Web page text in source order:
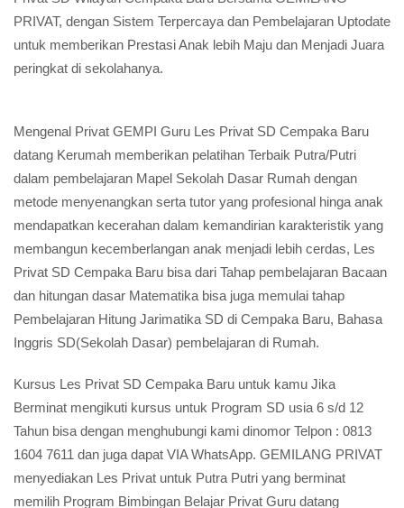
PRIVAT, dengan Sistem Terpercaya dan Pembelajaran Uptodate
untuk memberikan Prestasi Anak lebih Maju dan Menjadi Juara
peringkat di sekolahanya.
Mengenal Privat GEMPI Guru Les Privat SD Cempaka Baru
datang Kerumah memberikan pelatihan Terbaik Putra/Putri
dalam pembelajaran Mapel Sekolah Dasar Rumah dengan
metode menyenangkan serta tutor yang profesional hinga anak
mendapatkan kecerahan dalam kemandirian karakteristik yang
membangun kecemberlangan anak menjadi lebih cerdas, Les
Privat SD Cempaka Baru bisa dari Tahap pembelajaran Bacaan
dan hitungan dasar Matematika bisa juga memulai tahap
Pembelajaran Hitung Jarimatika SD di Cempaka Baru, Bahasa
Inggris SD(Sekolah Dasar) pembelajaran di Rumah.
Kursus Les Privat SD Cempaka Baru untuk kamu Jika
Berminat mengikuti kursus untuk Program SD usia 6 s/d 12
Tahun bisa dengan menghubungi kami dinomor Telpon : 0813
1604 7611 dan juga dapat VIA WhatsApp. GEMILANG PRIVAT
menyediakan Les Privat untuk Putra Putri yang berminat
memilih Program Bimbingan Belajar Privat Guru datang